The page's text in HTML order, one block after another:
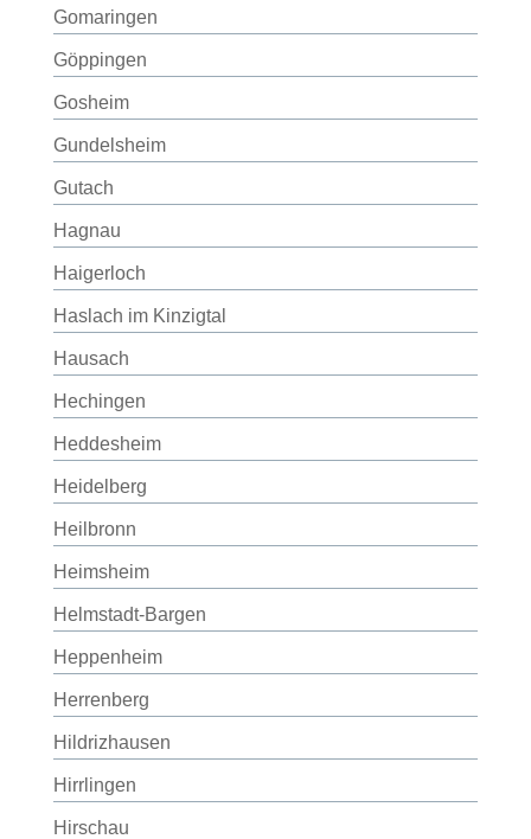
Gomaringen
Göppingen
Gosheim
Gundelsheim
Gutach
Hagnau
Haigerloch
Haslach im Kinzigtal
Hausach
Hechingen
Heddesheim
Heidelberg
Heilbronn
Heimsheim
Helmstadt-Bargen
Heppenheim
Herrenberg
Hildrizhausen
Hirrlingen
Hirschau